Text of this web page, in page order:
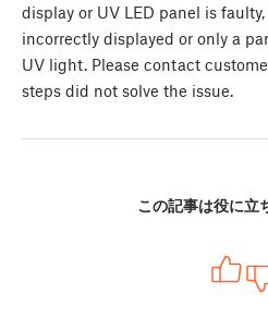
display or UV LED panel is
incorrectly displayed or only a
UV light. Please contact
steps did not solve the issue.
この記事は役に立